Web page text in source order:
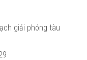
giải phóng tàu